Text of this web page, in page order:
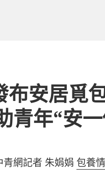
布安居覓
青年“安
青網記者 朱娟娟 包養